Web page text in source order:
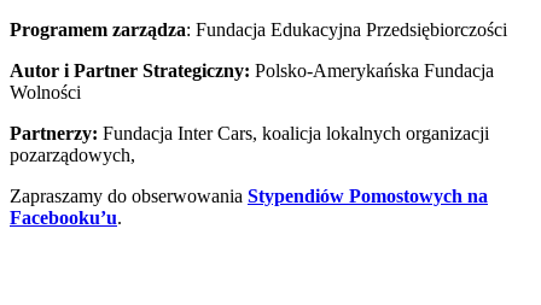
Programem zarządza: Fundacja Edukacyjna Przedsiębiorczości
Autor i Partner Strategiczny: Polsko-Amerykańska Fundacja
Wolności
Partnerzy: Fundacja Inter Cars, koalicja lokalnych organizacji
pozarządowych,
Zapraszamy do obserwowania Stypendiów Pomostowych na
Facebooku’u.